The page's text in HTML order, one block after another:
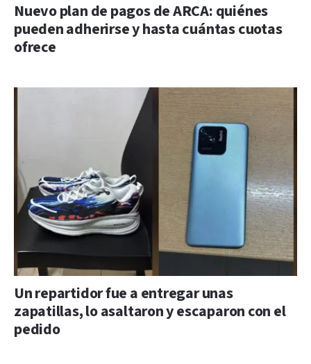
Nuevo plan de pagos de ARCA: quiénes
pueden adherirse y hasta cuántas cuotas
ofrece
Un repartidor fue a entregar unas
zapatillas, lo asaltaron y escaparon con el
pedido